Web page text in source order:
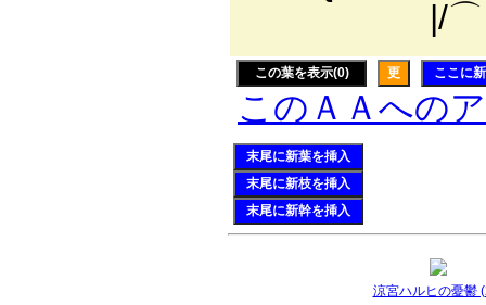
|/⌒
この葉を表示(0) 更 ここに
このＡＡへの
末尾に新葉を挿入
末尾に新枝を挿入
末尾に新幹を挿入
涼宮ハルヒの憂鬱